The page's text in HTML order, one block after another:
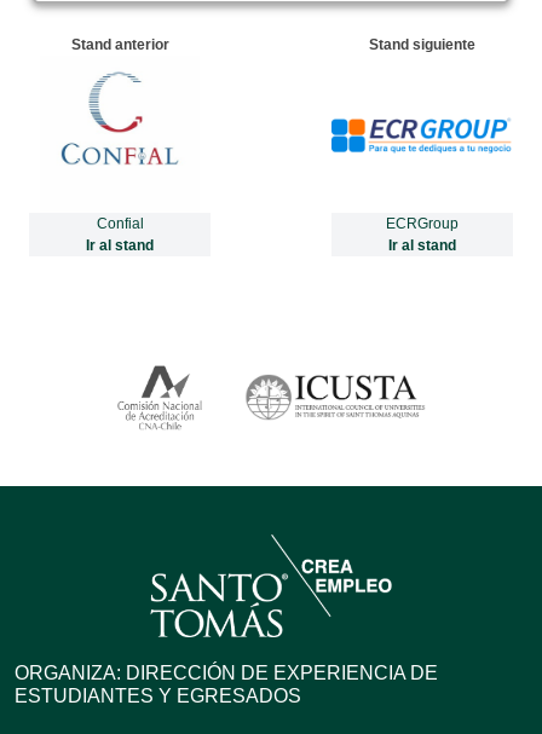
Stand anterior
Confial
Ir al stand
Stand siguiente
ECRGroup
Ir al stand
ORGANIZA: DIRECCIÓN DE EXPERIENCIA DE
ESTUDIANTES Y EGRESADOS